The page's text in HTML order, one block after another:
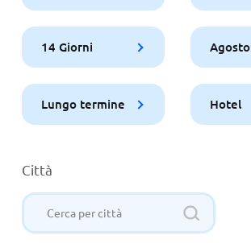
14 Giorni Agosto
Lungo termine Hotel
Città